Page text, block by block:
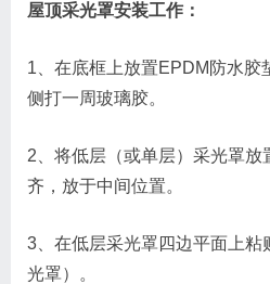
屋顶采光罩安装工作：
1、在底框上放置EPDM防水胶
侧打一周玻璃胶。
2、将低层（或单层）采光罩放
齐，放于中间位置。
3、在低层采光罩四边平面上粘
光罩）。